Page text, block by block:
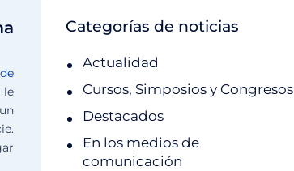
le
Categorías de noticias
Actualidad
Cursos, Simposios y Congresos
Destacados
En los medios de
comunicación